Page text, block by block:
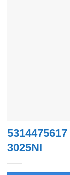
3025NI